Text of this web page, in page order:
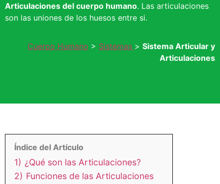
Articulaciones del cuerpo humano. Las articulaciones
son las uniones de los huesos entre si.
Cuerpo Humano > Sistemas > Sistema Articular y
Articulaciones
Índice del Artículo
1) ¿Qué son las Articulaciones?
2) Funciones de las Articulaciones